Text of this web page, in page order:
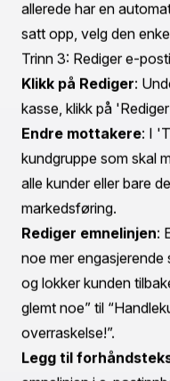
Trinn-for-trinn-guide
forlatte handlekurver
Å redigere e-postene
Shopify er en enkel
postmarkedsføringen
Trinn 1: Få tilgang til
Logg inn på
adminpanelet ditt og
Naviger til
sidemenyen, klikk på
'Automatiseringer'.
Trinn 2: Opprett eller
Opprett en ny
opp en ennå, klikk på
'Forlatt kasse'-malen.